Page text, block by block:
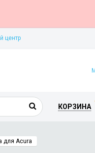
центр
КОРЗИНА
для Acura